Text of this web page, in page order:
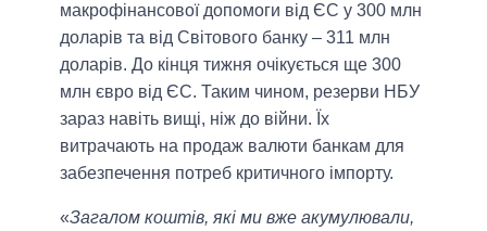
макрофінансової допомоги від ЄС у 300 млн
доларів та від Світового банку – 311 млн
доларів. До кінця тижня очікується ще 300
млн євро від ЄС. Таким чином, резерви НБУ
зараз навіть вищі, ніж до війни. Їх
витрачають на продаж валюти банкам для
забезпечення потреб критичного імпорту.
«Загалом коштів, які ми вже акумулювали,